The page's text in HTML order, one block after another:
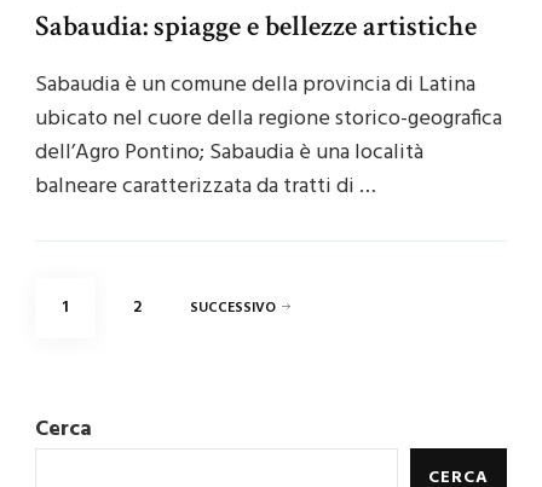
Sabaudia: spiagge e bellezze artistiche
Sabaudia è un comune della provincia di Latina
ubicato nel cuore della regione storico-geografica
dell’Agro Pontino; Sabaudia è una località
balneare caratterizzata da tratti di …
Paginazione
PAGINA
1 PAGINA
2 SUCCESSIVO
Cerca
CERCA